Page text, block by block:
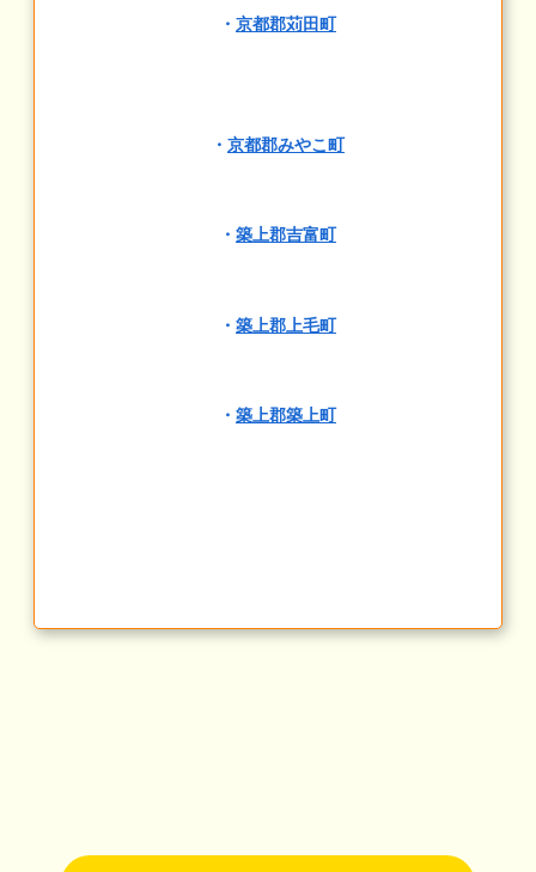
・ 京都郡苅田町
・ 京都郡みやこ町
・ 築上郡吉富町
・ 築上郡上毛町
・ 築上郡築上町